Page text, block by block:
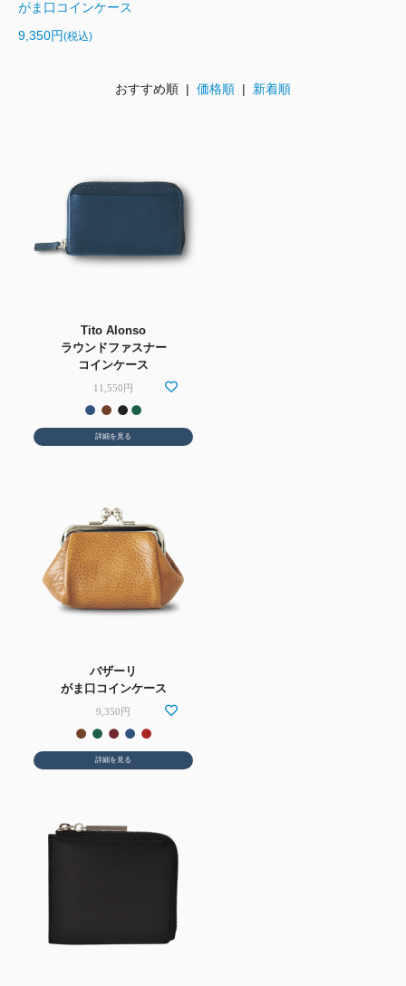
がま口コインケース
9,350円(税込)
おすすめ順 | 価格順 | 新着順
Tito Alonso
ラウンドファスナー
コインケース
11,550円
詳細を見る
バザーリ
がま口コインケース
9,350円
詳細を見る